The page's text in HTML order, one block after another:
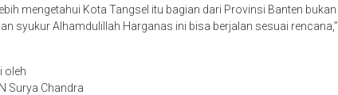
mengetahui Kota Tangsel itu bagian dari Provinsi Banten bukan
syukur Alhamdulillah Harganas ini bisa berjalan sesuai rencana,”
oleh
Surya Chandra